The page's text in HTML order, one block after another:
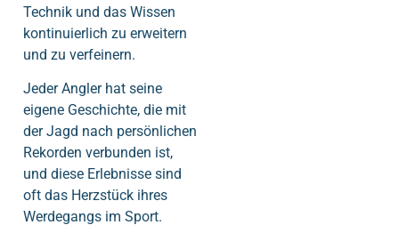
Technik und das Wissen
kontinuierlich zu erweitern
und zu verfeinern.
Jeder Angler hat seine
eigene Geschichte, die mit
der Jagd nach persönlichen
Rekorden verbunden ist,
und diese Erlebnisse sind
oft das Herzstück ihres
Werdegangs im Sport.